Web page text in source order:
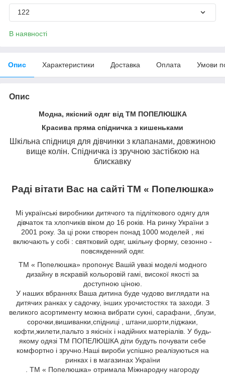
122
В наявності
Опис Характеристики Доставка Оплата Умови
Опис
Модна, якісний одяг від ТМ ПОПЕЛЮШКА
Красива пряма спідничка з кишеньками
Шкільна спідниця для дівчинки з клапанами, довжиною
вище колін. Спідничка із зручною застібкою на
блискавку
Раді вітати Вас на сайті ТМ « Попелюшка»
Мі українські виробники дитячого та підліткового одягу для
дівчаток та хлопчиків віком до 16 років. На ринку України з
2001 року. За ці роки створен понад 1000 моделей , які
включають у собі : святковий одяг, шкільну форму, сезонно -
повсякденний одяг.
ТМ « Попелюшка» пропонує Вашій увазі моделі модного
дизайну в яскравій кольоровій гамі, високої якості за
доступною ціною.
У наших вбраннях Ваша дитина буде чудово виглядати на
дитячих ранках у садочку, інших урочистостях та заходи. З
великого асортименту можна вибрати сукні, сарафани,
,блузи,
сорочки,вишиванки,спідниці
, штани,шорти,піджаки,
кофти,жилети,пальто з якісніх і надійних матеріалів. У будь-
якому одязі ТМ ПОПЕЛЮШКА діти будуть почувати себе
комфортно і зручно.Наші вироби успішно реалізуються на
ринках і в магазинах України
. ТМ « Попелюшка» отримала Міжнародну нагороду